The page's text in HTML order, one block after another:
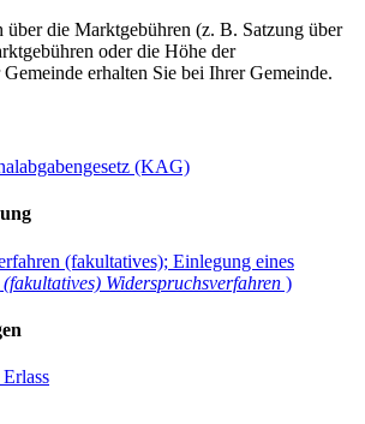
über die Marktgebühren (z. B. Satzung über
oder die Höhe der
erhalten Sie bei Ihrer Gemeinde.
(KAG)
(fakultatives); Einlegung eines
(fakultatives) Widerspruchsverfahren )